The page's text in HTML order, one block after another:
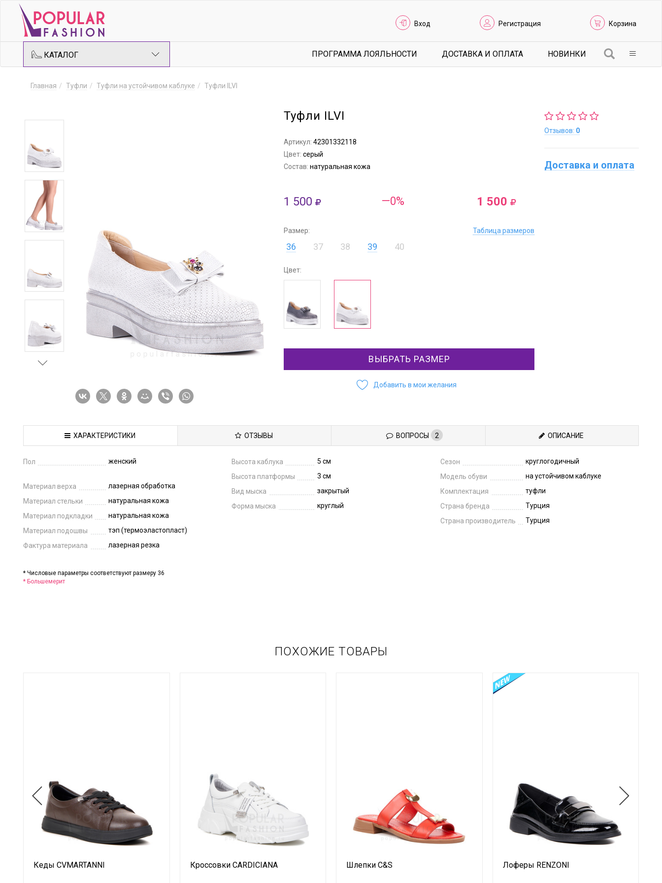
Вход Регистрация Корзина
КАТАЛОГ ПРОГРАММА ЛОЯЛЬНОСТИ ДОСТАВКА И ОПЛАТА НОВИНКИ
Главная Туфли Туфли на устойчивом каблуке Туфли ILVI
Туфли ILVI
Артикул:42301332118
Цвет:серый
Состав:натуральная кожа
1 500 —0% 1 500
Размер: Таблица размеров
36 37 38 39 40
Цвет:
ВЫБРАТЬ РАЗМЕР
Добавить в мои желания
Отзывов: 0
Доставка и оплата
ХАРАКТЕРИСТИКИ ОТЗЫВЫ ВОПРОСЫ 2 ОПИСАНИЕ
Пол женский
Материал верха
лазерная обработка
Материал стельки
натуральная кожа
Материал подкладки
натуральная кожа
Материал подошвы
тэп (термоэластопласт)
Фактура материала
лазерная резка
Высота каблука
5 см
Высота платформы
3 см
Вид мыска
закрытый
Форма мыска
круглый
Сезон
круглогодичный
Модель обуви
на устойчивом каблуке
Комплектация
туфли
Страна бренда
Турция
Страна производитель
Турция
* Числовые параметры соответствуют размеру 36
* Большемерит
ПОХОЖИЕ ТОВАРЫ
Кеды CVMARTANNI Кроссовки CARDICIANA Шлепки С&S Лоферы RENZONI